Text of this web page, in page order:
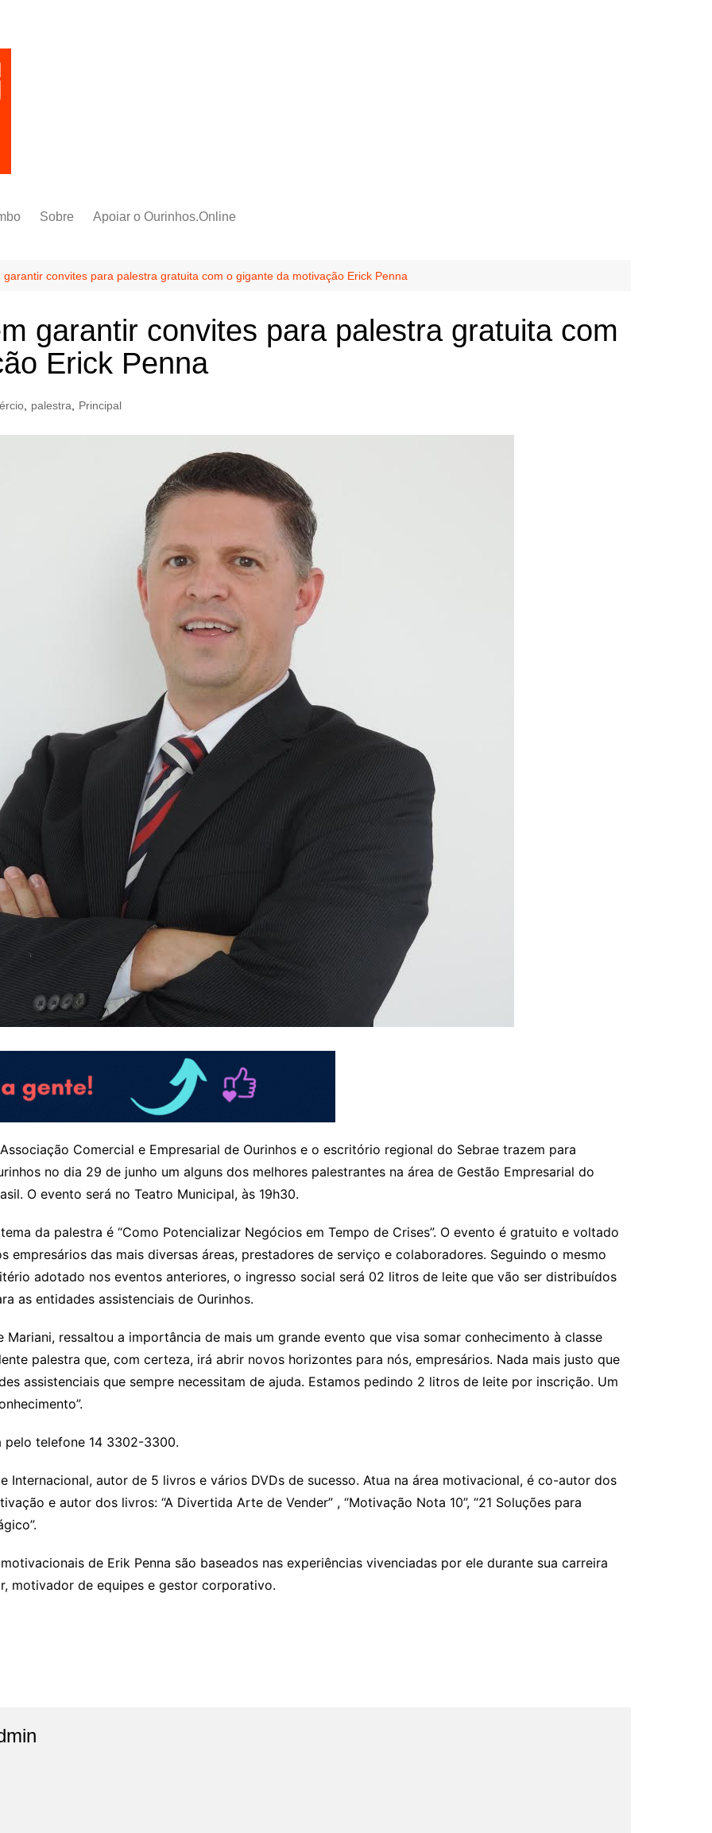
Sobre Apoiar o Ourinhos.Online
convites para palestra gratuita com o gigante da motivação Erick Penna
garantir convites para palestra gratuita com
Erick Penna
, palestra, Principal
Comercial e Empresarial de Ourinhos e o escritório regional do Sebrae trazem para
no dia 29 de junho um alguns dos melhores palestrantes na área de Gestão Empresarial do
O evento será no Teatro Municipal, às 19h30.
da palestra é “Como Potencializar Negócios em Tempo de Crises”. O evento é gratuito e voltado
empresários das mais diversas áreas, prestadores de serviço e colaboradores. Seguindo o mesmo
adotado nos eventos anteriores, o ingresso social será 02 litros de leite que vão ser distribuídos
as entidades assistenciais de Ourinhos.
Mariani, ressaltou a importância de mais um grande evento que visa somar conhecimento à classe
palestra que, com certeza, irá abrir novos horizontes para nós, empresários. Nada mais justo que
assistenciais que sempre necessitam de ajuda. Estamos pedindo 2 litros de leite por inscrição. Um
pelo telefone 14 3302-3300.
Internacional, autor de 5 livros e vários DVDs de sucesso. Atua na área motivacional, é co-autor dos
e autor dos livros: “A Divertida Arte de Vender” , “Motivação Nota 10”, “21 Soluções para
de Erik Penna são baseados nas experiências vivenciadas por ele durante sua carreira
motivador de equipes e gestor corporativo.